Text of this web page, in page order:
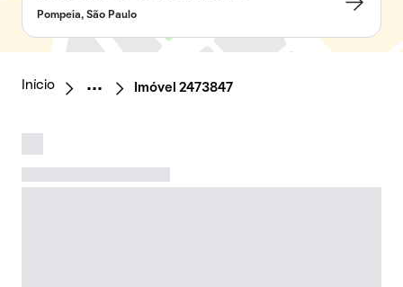
Pompeia, São Paulo
Início Imóvel 2473847